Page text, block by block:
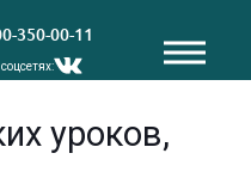
350-00-11
уроков,